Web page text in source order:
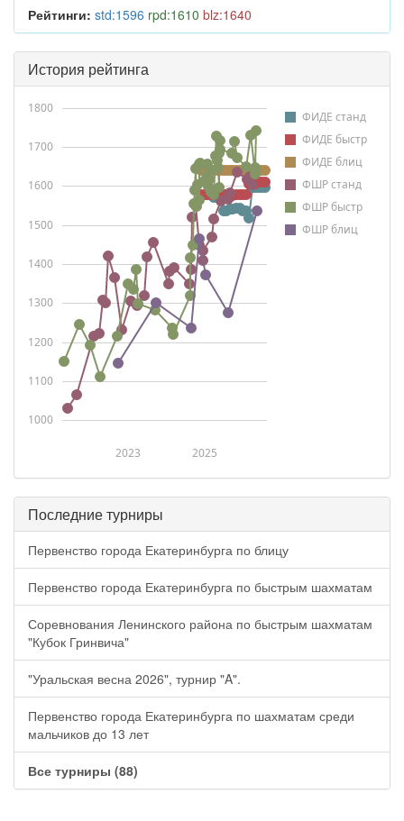
Рейтинги: std:1596 rpd:1610 blz:1640
История рейтинга
ФИДЕ станд
ФИДЕ быстр
ФИДЕ блиц
ФШР станд
ФШР быстр
ФШР блиц
2023 2025
1000
1100
1200
1300
1400
1500
1600
1700
1800
Последние турниры
Первенство города Екатеринбурга по блицу
Первенство города Екатеринбурга по быстрым шахматам
Соревнования Ленинского района по быстрым шахматам
"Кубок Гринвича"
"Уральская весна 2026", турнир "A".
Первенство города Екатеринбурга по шахматам среди
мальчиков до 13 лет
Все турниры (88)